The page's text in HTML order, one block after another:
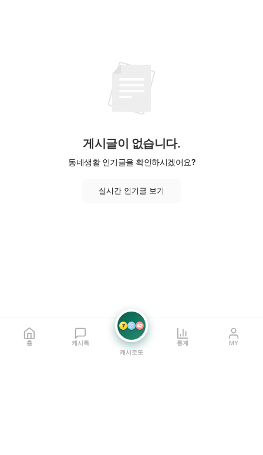
게시글이 없습니다.
동네생활 인기글을 확인하시겠어요?
실시간 인기글 보기
홈 캐시톡
7 21 42
캐시로또
통계 MY